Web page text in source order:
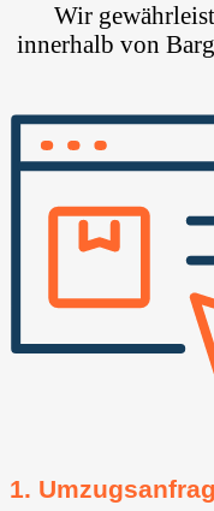
Wir
innerhalb von
1.